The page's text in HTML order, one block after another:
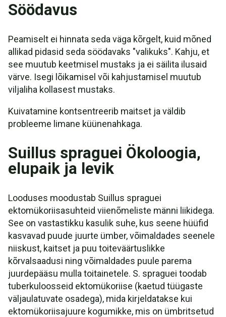
Söödavus
Peamiselt ei hinnata seda väga kõrgelt, kuid mõned
allikad pidasid seda söödavaks "valikuks". Kahju, et
see muutub keetmisel mustaks ja ei säilita ilusaid
värve. Isegi lõikamisel või kahjustamisel muutub
viljaliha kollasest mustaks.
Kuivatamine kontsentreerib maitset ja väldib
probleeme limane küünenahkaga.
Suillus spraguei Ökoloogia,
elupaik ja levik
Looduses moodustab Suillus spraguei
ektomükoriisasuhteid viienõmeliste männi liikidega.
See on vastastikku kasulik suhe, kus seene hüüfid
kasvavad puude juurte ümber, võimaldades seenele
niiskust, kaitset ja puu toiteväärtuslikke
kõrvalsaadusi ning võimaldades puule parema
juurdepääsu mulla toitainetele. S. spraguei toodab
tuberkuloosseid ektomükoriise (kaetud tüügaste
väljaulatuvate osadega), mida kirjeldatakse kui
ektomükoriisajuure kogumikke, mis on ümbritsetud